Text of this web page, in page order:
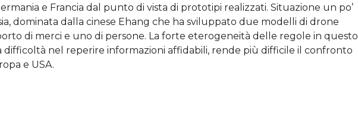
e Francia dal punto di vista di prototipi realizzati. Situazione un po’
dominata dalla cinese Ehang che ha sviluppato due modelli di drone
di merci e uno di persone. La forte eterogeneità delle regole in questo
difficoltà nel reperire informazioni affidabili, rende più difficile il confronto
e USA.